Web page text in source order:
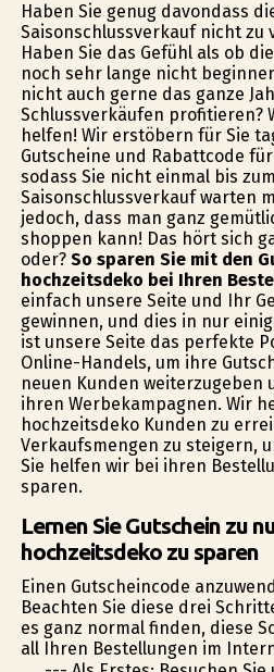
Haben Sie genug davondass
Saisonschlussverkauf nicht zu
Haben Sie das Gefühl als ob
noch sehr lange nicht
nicht auch gerne das ganze
Schlussverkäufen profitieren?
helfen! Wir erstöbern für Sie
Gutscheine und Rabattcode
sodass Sie nicht einmal bis
Saisonschlussverkauf warten
jedoch, dass man ganz
shoppen kann! Das hört sich
oder? So sparen Sie mit den
hochzeitsdeko bei Ihren
einfach unsere Seite und Ihr
gewinnen, und dies in nur
ist unsere Seite das perfekte
Online-Handels, um ihre
neuen Kunden weiterzugeben
ihren Werbekampagnen. Wir
hochzeitsdeko Kunden zu
Verkaufsmengen zu steigern,
Sie helfen wir bei ihren
sparen.
Lernen Sie Gutschein zu
hochzeitsdeko zu sparen
Einen Gutscheincode
Beachten Sie diese drei
es ganz normal finden, diese
all Ihren Bestellungen im